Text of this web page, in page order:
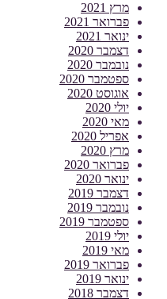
מרץ 2021
פברואר 2021
ינואר 2021
דצמבר 2020
נובמבר 2020
ספטמבר 2020
אוגוסט 2020
יולי 2020
מאי 2020
אפריל 2020
מרץ 2020
פברואר 2020
ינואר 2020
דצמבר 2019
נובמבר 2019
ספטמבר 2019
יולי 2019
מאי 2019
פברואר 2019
ינואר 2019
דצמבר 2018